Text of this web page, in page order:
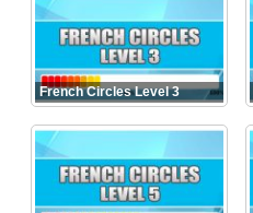
French Circles Level 3